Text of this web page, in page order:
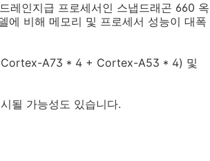
레인지급 프로세서인 스냅드래곤 660 옥
에 비해 메모리 및 프로세서 성능이 대폭
Cortex-A73 * 4 + Cortex-A53 * 4) 및
될 가능성도 있습니다.